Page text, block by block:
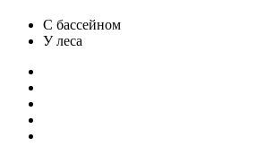
С бассейном
У леса